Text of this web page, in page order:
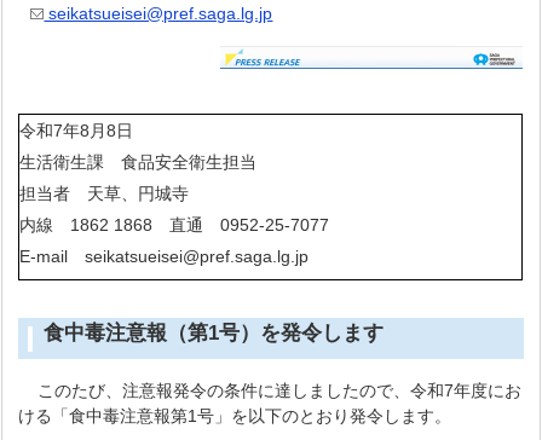
seikatsueisei@pref.saga.lg.jp
令和7年8月8日
生活衛生課 食品安全衛生担当
担当者 天草、円城寺
内線 1862 1868 直通 0952-25-7077
E-mail seikatsueisei@pref.saga.lg.jp
食中毒注意報（第1号）を発令します
このたび、注意報発令の条件に達しましたので、令和7年度にお
ける「食中毒注意報第1号」を以下のとおり発令します。